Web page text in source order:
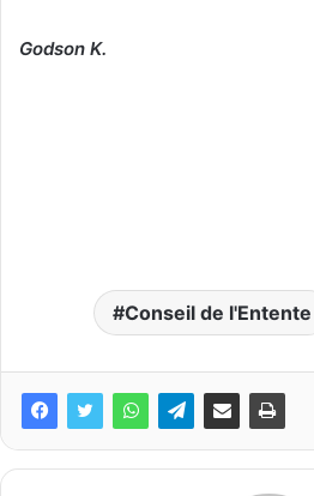
Godson K.
Conseil de l'Entente